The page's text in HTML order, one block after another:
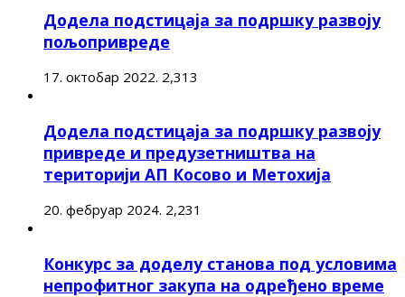
Додела подстицаја за подршку развоју
пољопривреде
17. октобар 2022. 2,313
Додела подстицаја за подршку развоју
привреде и предузетништва на
територији АП Косово и Метохија
20. фебруар 2024. 2,231
Конкурс за доделу станова под условима
непрофитног закупа на одређено време